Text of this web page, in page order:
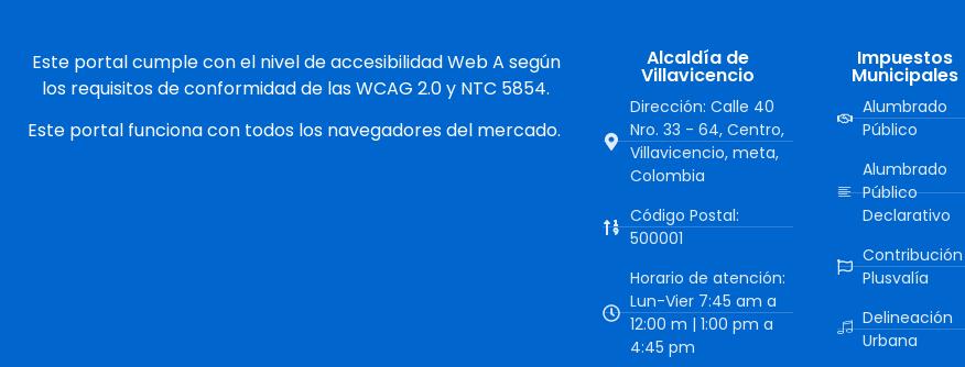
Este portal cumple con el nivel de accesibilidad Web A según
los requisitos de conformidad de las WCAG 2.0 y NTC 5854.
Este portal funciona con todos los navegadores del mercado.
Alcaldía de
Villavicencio
Dirección: Calle 40
Nro. 33 - 64, Centro,
Villavicencio, meta,
Colombia
Código Postal:
500001
Horario de atención:
Lun-Vier 7:45 am a
12:00 m | 1:00 pm a
4:45 pm
Impuestos
Municipales
Alumbrado
Público
Alumbrado
Público
Declarativo
Contribución
Plusvalía
Delineación
Urbana